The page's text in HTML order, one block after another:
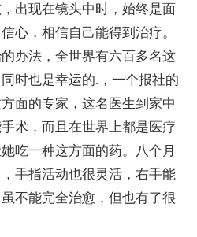
出现在镜头中时，始终是面
心，相信自己能得到治疗。
办法，全世界有六百多名这
时也是幸运的.，一个报社的
面的专家，这名医生到家中
术，而且在世界上都是医疗
吃一种这方面的药。八个月
手指活动也很灵活，右手能
不能完全治愈，但也有了很